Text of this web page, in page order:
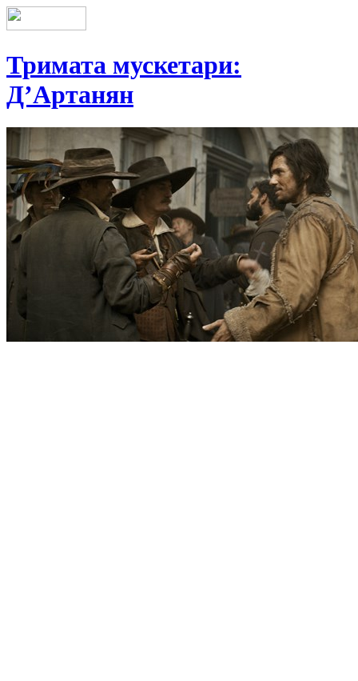
Тримата мускетари:
Д’Артанян